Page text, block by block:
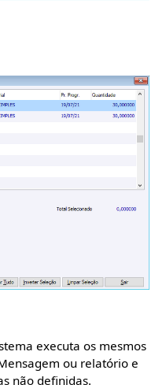
executa os mesmos
ou relatório e
não definidas.